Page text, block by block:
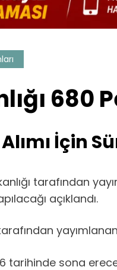
680
İçin
tarafından
açıklandı.
tarihinde sona